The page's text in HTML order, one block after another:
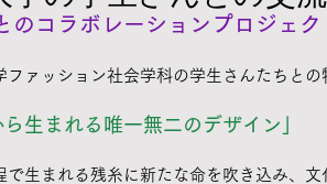
のコラボレーションプロジェク
ファッション社会学科の学生さんたちと
ら生まれる唯一無二のデザイン」
で生まれる残糸に新たな命を吹き込み、